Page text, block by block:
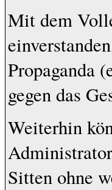
Mit dem
Propaganda
gegen das
Weiterhin
Sitten ohne